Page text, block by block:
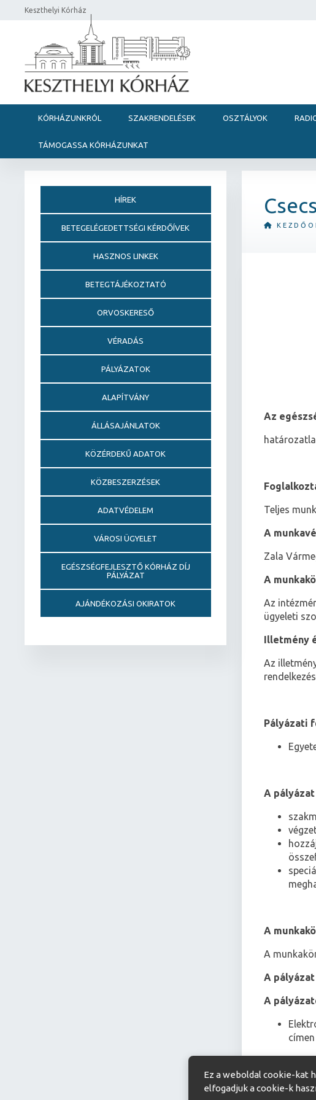
Keszthelyi Kórház
KÓRHÁZUNKRÓL SZAKRENDELÉSEK OSZTÁLYOK
TÁMOGASSA KÓRHÁZUNKAT
Az
Teljes
A
Zala
A
Az
ügyeleti
Illetmény
Az
Pályázati
A
A
A
A
A
HÍREK
BETEGELÉGEDETTSÉGI KÉRDŐÍVEK
HASZNOS LINKEK
BETEGTÁJÉKOZTATÓ
ORVOSKERESŐ
VÉRADÁS
PÁLYÁZATOK
ALAPÍTVÁNY
ÁLLÁSAJÁNLATOK
KÖZÉRDEKŰ ADATOK
KÖZBESZERZÉSEK
ADATVÉDELEM
VÁROSI ÜGYELET
EGÉSZSÉGFEJLESZTŐ KÓRHÁZ DÍJ
PÁLYÁZAT
AJÁNDÉKOZÁSI OKIRATOK
Ez a weboldal cookie-kat
elfogadjuk a cookie-k